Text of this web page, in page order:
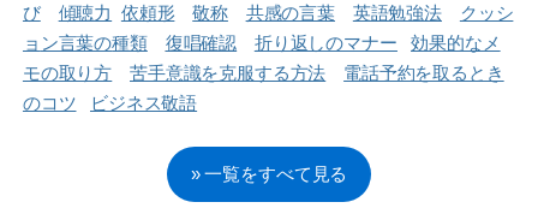
び
傾聴力 依頼形 敬称 共感の言葉 英語勉強法
クッシ
ョ ン言葉の種類 復唱確認 折り返しのマナー
効果的なメ
モの取り方
苦手意識を克服する方法
電話予約を取るとき
のコツ
ビジネス敬語
» 一覧をすべて見る